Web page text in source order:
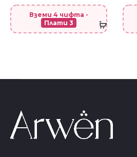
Вземи 4 чифта -
Плати 3